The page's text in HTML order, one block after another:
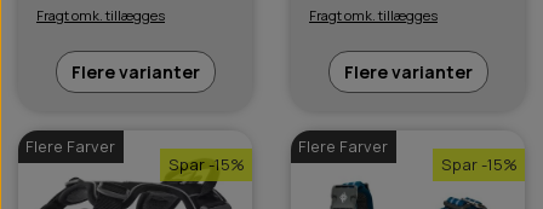
Fragt omk. tillægges
Flere varianter
Fragt omk. tillægges
Flere varianter
Flere Farver
Spar -15%
Flere Farver
Spar -15%